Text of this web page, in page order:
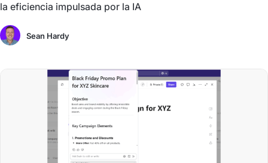
la eficiencia impulsada por la IA
Sean Hardy